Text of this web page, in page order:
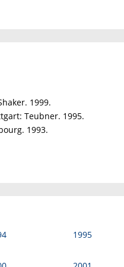
1999.
Teubner. 1995.
1993.
1995